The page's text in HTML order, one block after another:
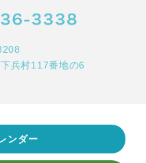
兵村117番地の6
ンダー